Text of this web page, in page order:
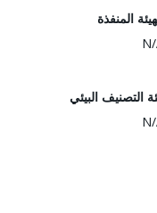
المنفذة
التصنيف البيئي